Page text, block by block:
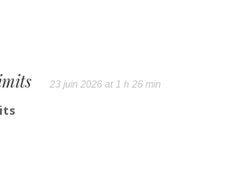
23 juin 2026 at 1 h 26 min